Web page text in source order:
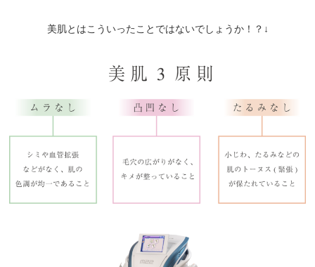
美肌とはこういったことではないでしょうか！？↓